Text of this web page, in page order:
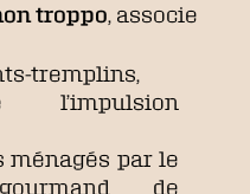
troppo , associe
tremplins,
l’impulsion
ménagés par le
de